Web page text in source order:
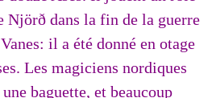
Njörð dans la fin de la guerre
il a été donné en otage
Les magiciens nordiques
baguette, et beaucoup